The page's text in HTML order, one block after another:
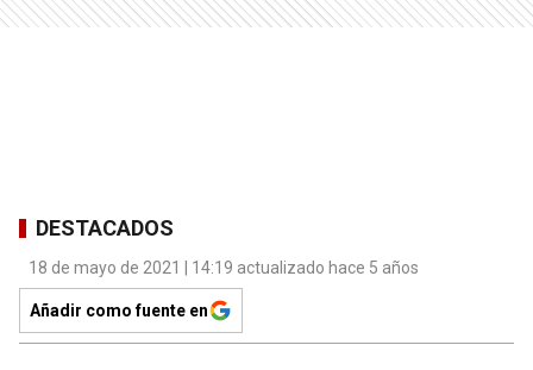
DESTACADOS
18 de mayo de 2021 | 14:19 actualizado hace 5 años
Añadir como fuente en